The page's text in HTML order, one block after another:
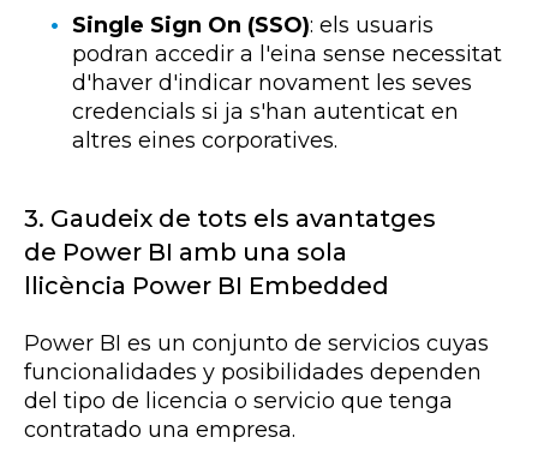
Single Sign On (SSO): els usuaris
podran accedir a l'eina sense necessitat
d'haver d'indicar novament les seves
credencials si ja s'han autenticat en
altres eines corporatives.
3. Gaudeix de tots els avantatges
de Power BI amb una sola
llicència Power BI Embedded
Power BI es un conjunto de servicios cuyas
funcionalidades y posibilidades dependen
del tipo de licencia o servicio que tenga
contratado una empresa.